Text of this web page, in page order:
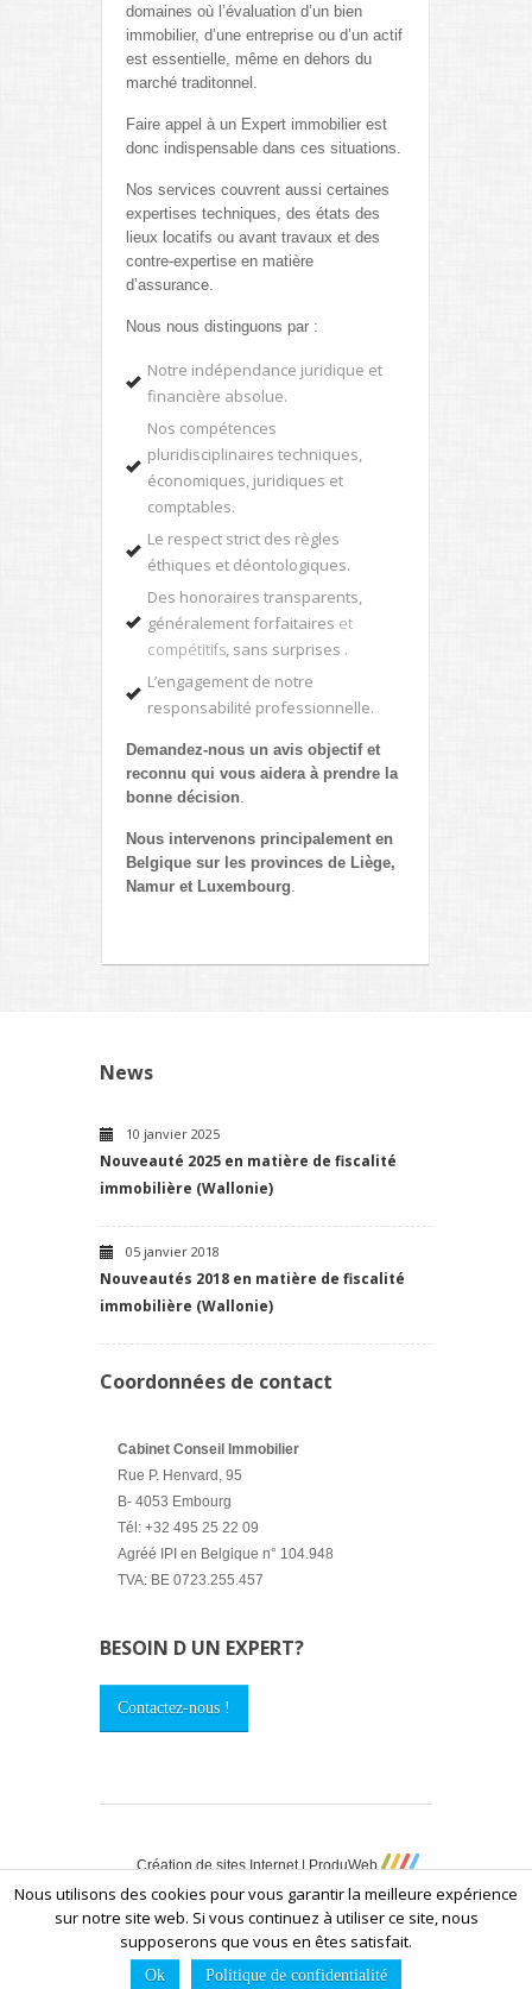
domaines où l’évaluation d’un bien
immobilier, d’une entreprise ou d’un actif
est essentielle, même en dehors du
marché traditonnel.
Faire appel à un Expert immobilier est
donc indispensable dans ces situations.
Nos services couvrent aussi certaines
expertises techniques, des états des
lieux locatifs ou avant travaux et des
contre-expertise en matière
d’assurance.
Nous nous distinguons par :
Notre indépendance juridique et
financière absolue.
Nos compétences
pluridisciplinaires techniques,
économiques, juridiques et
comptables.
Le respect strict des règles
éthiques et déontologiques.
Des honoraires transparents,
généralement forfaitaires et
compétitifs, sans surprises .
L’engagement de notre
responsabilité professionnelle.
Demandez-nous un avis objectif et
reconnu qui vous aidera à prendre la
bonne décision.
Nous intervenons principalement en
Belgique sur les provinces de Liège,
Namur et Luxembourg.
News
10 janvier 2025
Nouveauté 2025 en matière de fiscalité
immobilière (Wallonie)
05 janvier 2018
Nouveautés 2018 en matière de fiscalité
immobilière (Wallonie)
Coordonnées de contact
Cabinet Conseil Immobilier
Rue P. Henvard, 95
B- 4053 Embourg
Tél: +32 495 25 22 09
Agréé IPI en Belgique n° 104.948
TVA: BE 0723.255.457
BESOIN D UN EXPERT?
Contactez-nous !
Création de sites Internet | ProduWeb
Accueil Présentation
Entreprises
Particuliers
Prescripteurs FAQ
News
Contact
Sitemap
Nous utilisons des cookies pour vous garantir la meilleure expérience
sur notre site web. Si vous continuez à utiliser ce site, nous
supposerons que vous en êtes satisfait.
Ok Politique de confidentialité